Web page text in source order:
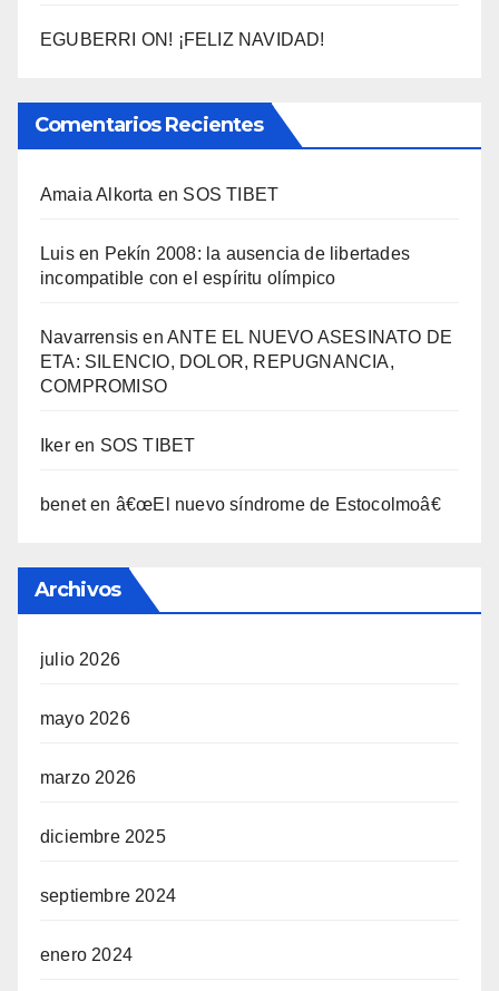
EGUBERRI ON! ¡FELIZ NAVIDAD!
Comentarios Recientes
Amaia Alkorta en SOS TIBET
Luisen Pekí­n 2008: la ausencia de libertades
incompatible con el espí­ritu olí­mpico
Navarrensis enANTE EL NUEVO ASESINATO DE
ETA: SILENCIO, DOLOR, REPUGNANCIA,
COMPROMISO
Ikeren SOS TIBET
beneten â€œEl nuevo sí­ndrome de Estocolmoâ€
Archivos
julio 2026
mayo 2026
marzo 2026
diciembre 2025
septiembre 2024
enero 2024